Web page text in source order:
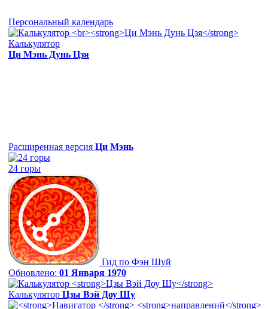
Персональный календарь
Калькулятор
Ци Мэнь Дунь Цзя
Расширенная версия Ци Мэнь
24 горы
Гид по Фэн Шуй
Обновлено: 01 Января 1970
Калькулятор Цзы Вэй Доу Шу